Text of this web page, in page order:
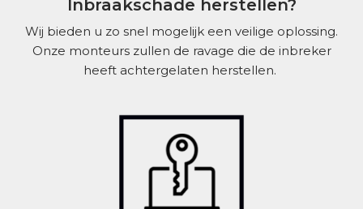
Inbraakschade herstellen?
Wij bieden u zo snel mogelijk een veilige oplossing.
Onze monteurs zullen de ravage die de inbreker
heeft achtergelaten herstellen.